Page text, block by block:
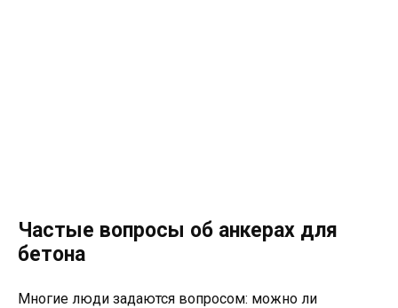
Частые вопросы об анкерах для
бетона
Многие люди задаются вопросом: можно ли